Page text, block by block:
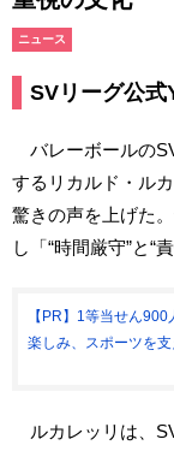
ニュース
SVリーグ公
バレーボールの
するリカルド・ル
驚きの声を上げた
し「“時間厳守”と“
【PR】1等当せん
楽しみ、スポーツを
ルカレッリは、